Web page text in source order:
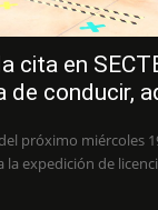
cita en
de conducir,
próximo miércoles
expedición de